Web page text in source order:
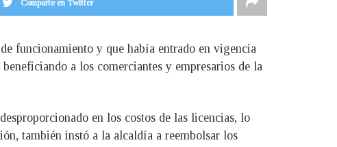
Comparte en Twitter
funcionamiento y que había entrado en vigencia
a los comerciantes y empresarios de la
en los costos de las licencias, lo
también instó a la alcaldía a reembolsar los